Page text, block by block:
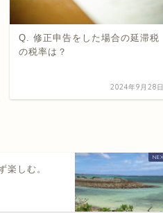
Q. 修正申告をした場合の延滞税
の税率は？
2024年9月28日
楽しむ。